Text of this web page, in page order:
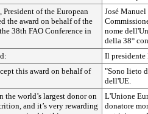
President of the European
the award on behalf of the
38th FAO Conference in
José
nome
della 38°
Il presidente
this award on behalf of
"Sono lieto
dell'UE.
the world’s largest donor on
and it’s very rewarding
L'Unione
donatore